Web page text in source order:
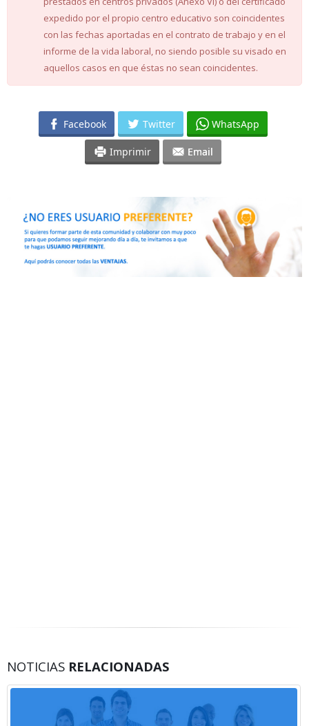
expedido por el propio centro educativo son coincidentes
con las fechas aportadas en el contrato de trabajo y en el
informe de la vida laboral, no siendo posible su visado en
aquellos casos en que éstas no sean coincidentes.
Facebook Twitter WhatsApp
Imprimir Email
NOTICIAS RELACIONADAS